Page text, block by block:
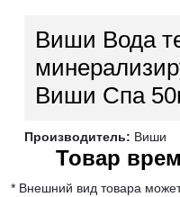
Виши Вода
Виши Спа
Производитель: Виши
Товар
* Внешний вид товара